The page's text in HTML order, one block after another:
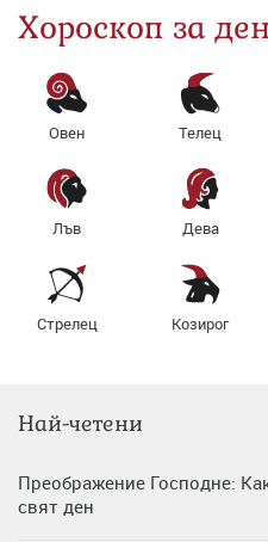
Хороскоп за
Овен Телец
Лъв Дева
Стрелец Козирог
Най-четени
Преображение Господне:
свят ден